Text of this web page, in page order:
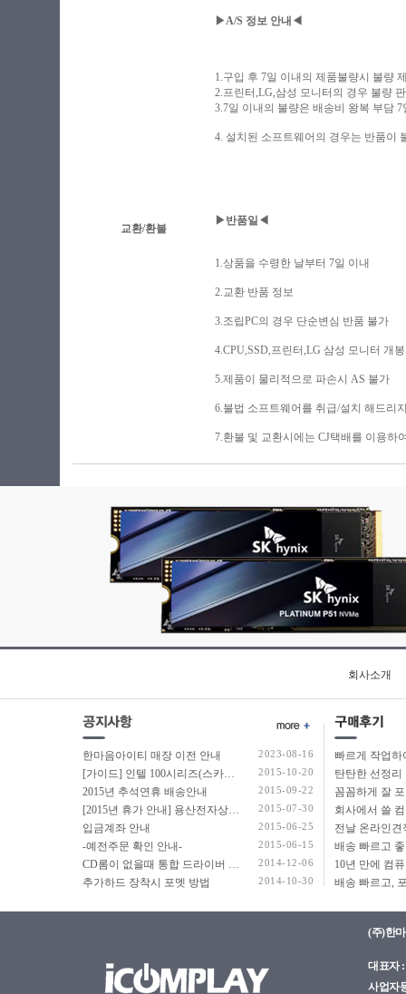
교환/환불
▶A/S 정보 안내◀
1.구입 후 7일 이내의 제품불량시 불량
2.프린터,LG,삼성 모니터의 경우 불량
3.7일 이내의 불량은 배송비 왕복 부담
4. 설치된 소프트웨어의 경우는 반품이
▶반품일◀
1.상품을 수령한 날부터 7일 이내
2.교환 반품 정보
3.조립PC의 경우 단순변심 반품 불가
4.CPU,SSD,프린터,LG 삼성 모니터 개
5.제품이 물리적으로 파손시 AS 불가
6.불법 소프트웨어를 취급/설치 해드리
7.환불 및 교환시에는 CJ택배를 이용하
회사소개
한마음아이티 매장 이전 안내 2023-08-16
[가이드] 인텔 100시리즈(스카이레이크보드) 에서 윈도우7 USB 설치 방법 소개 2015-10-20
2015년 추석연휴 배송안내 2015-09-22
[2015년 휴가 안내] 용산전자상가 여름 휴가 안내 2015-07-30
입금계좌 안내 2015-06-25
-예전주문 확인 안내- 2015-06-15
CD롬이 없을때 통합 드라이버 설치법 2014-12-06
추가하드 장착시 포멧 방법 2014-10-30
탄탄한 선정리
(주)한
대표자
사업자